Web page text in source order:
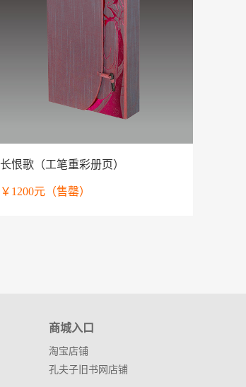
长恨歌（工笔重彩册页）
￥1200元（售罄）
商城入口
淘宝店铺
孔夫子旧书网店铺